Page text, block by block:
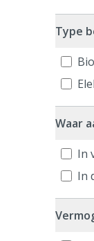
Type
Waar
In
In